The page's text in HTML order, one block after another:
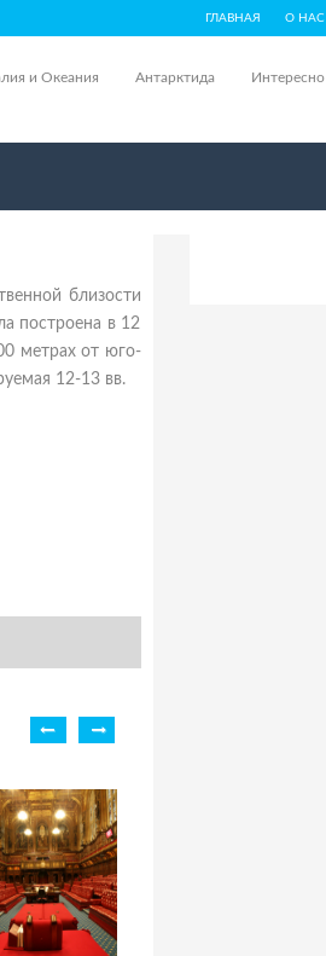
ГЛАВНАЯ О НАС
и Океания Антарктида Интересно
близости
построена в 12
метрах от юго-
12-13 вв.